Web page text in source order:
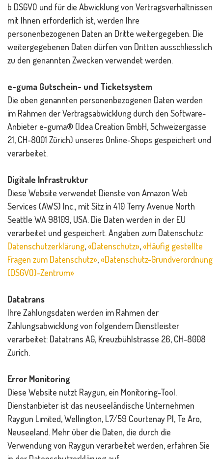
b DSGVO und für die Abwicklung von Vertragsverhältnissen
mit Ihnen erforderlich ist, werden Ihre
personenbezogenen Daten an Dritte weitergegeben. Die
weitergegebenen Daten dürfen von Dritten ausschliesslich
zu den genannten Zwecken verwendet werden.
e-guma Gutschein- und Ticketsystem
Die oben genannten personenbezogenen Daten werden
im Rahmen der Vertragsabwicklung durch den Software-
Anbieter e-guma® (Idea Creation GmbH, Schweizergasse
21, CH-8001 Zürich) unseres Online-Shops gespeichert und
verarbeitet.
Digitale Infrastruktur
Diese Website verwendet Dienste von Amazon Web
Services (AWS) Inc., mit Sitz in 410 Terry Avenue North
Seattle WA 98109, USA. Die Daten werden in der EU
verarbeitet und gespeichert. Angaben zum Datenschutz:
Datenschutzerklärung,«Datenschutz»,«Häufig gestellte
Fragen zum Datenschutz»,«Datenschutz-Grundverordnung
(DSGVO)-Zentrum»
Datatrans
Ihre Zahlungsdaten werden im Rahmen der
Zahlungsabwicklung von folgendem Dienstleister
verarbeitet: Datatrans AG, Kreuzbühlstrasse 26, CH-8008
Zürich.
Error Monitoring
Diese Website nutzt Raygun, ein Monitoring-Tool.
Dienstanbieter ist das neuseeländische Unternehmen
Raygun Limited, Wellington, L7/59 Courtenay Pl, Te Aro,
Neuseeland. Mehr über die Daten, die durch die
Verwendung von Raygun verarbeitet werden, erfahren Sie